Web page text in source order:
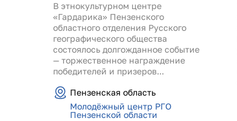
В этнокультурном центре
«Гардарика» Пензенского
областного отделения Русского
географического общества
состоялось долгожданное событие
— торжественное награждение
победителей и призеров...
Пензенская область
Молодёжный центр РГО
Пензенской области